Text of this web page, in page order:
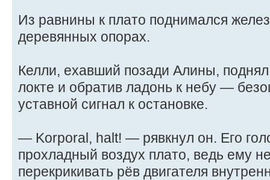
Из равнины к плато поднимался
деревянных опорах.
Келли, ехавший позади Алины, поднял
локте и обратив ладонь к небу —
уставной сигнал к остановке.
— Korporal, halt! — рявкнул он. Его
прохладный воздух плато, ведь ему
перекрикивать рёв двигателя